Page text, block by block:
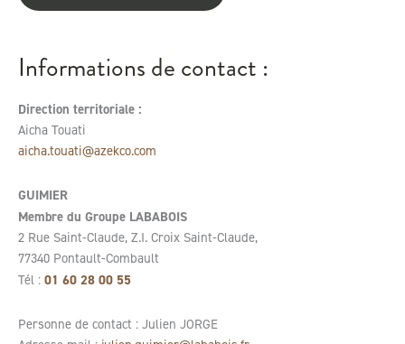
Informations de contact :
Direction territoriale :
Aicha Touati
aicha.touati@azekco.com
GUIMIER
Membre du Groupe LABABOIS
2 Rue Saint-Claude, Z.I. Croix Saint-Claude,
77340 Pontault-Combault
Tél : 01 60 28 00 55
Personne de contact : Julien JORGE